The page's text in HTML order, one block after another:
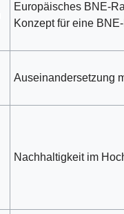
Europäisches BNE-
Konzept für eine
Auseinandersetzung
Nachhaltigkeit im